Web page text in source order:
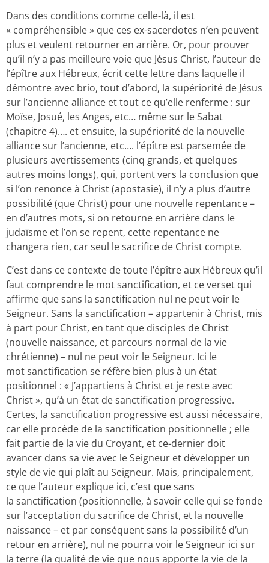
Dans des conditions comme celle-là, il est
« compréhensible » que ces ex-sacerdotes n’en peuvent
plus et veulent retourner en arrière. Or, pour prouver
qu’il n’y a pas meilleure voie que Jésus Christ, l’auteur de
l’épître aux Hébreux, écrit cette lettre dans laquelle il
démontre avec brio, tout d’abord, la supériorité de Jésus
sur l’ancienne alliance et tout ce qu’elle renferme : sur
Moïse, Josué, les Anges, etc… même sur le Sabat
(chapitre 4)…. et ensuite, la supériorité de la nouvelle
alliance sur l’ancienne, etc…. l’épître est parsemée de
plusieurs avertissements (cinq grands, et quelques
autres moins longs), qui, portent vers la conclusion que
si l’on renonce à Christ (apostasie), il n’y a plus d’autre
possibilité (que Christ) pour une nouvelle repentance –
en d’autres mots, si on retourne en arrière dans le
judaïsme et l’on se repent, cette repentance ne
changera rien, car seul le sacrifice de Christ compte.
C’est dans ce contexte de toute l’épître aux Hébreux qu’il
faut comprendre le mot sanctification, et ce verset qui
affirme que sans la sanctification nul ne peut voir le
Seigneur. Sans la sanctification – appartenir à Christ, mis
à part pour Christ, en tant que disciples de Christ
(nouvelle naissance, et parcours normal de la vie
chrétienne) – nul ne peut voir le Seigneur. Ici le
mot sanctification se réfère bien plus à un état
positionnel : « J’appartiens à Christ et je reste avec
Christ », qu’à un état de sanctification progressive.
Certes, la sanctification progressive est aussi nécessaire,
car elle procède de la sanctification positionnelle ; elle
fait partie de la vie du Croyant, et ce-dernier doit
avancer dans sa vie avec le Seigneur et développer un
style de vie qui plaît au Seigneur. Mais, principalement,
ce que l’auteur explique ici, c’est que sans
la sanctification (positionnelle, à savoir celle qui se fonde
sur l’acceptation du sacrifice de Christ, et la nouvelle
naissance – et par conséquent sans la possibilité d’un
retour en arrière), nul ne pourra voir le Seigneur ici sur
la terre (la qualité de vie que nous apporte la vie de la